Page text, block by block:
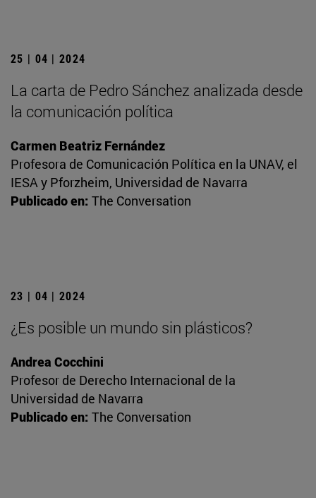
25 | 04 | 2024
La carta de Pedro Sánchez analizada desde
la comunicación política
Carmen Beatriz Fernández
Profesora de Comunicación Política en la UNAV, el
IESA y Pforzheim, Universidad de Navarra
Publicado en: The Conversation
23 | 04 | 2024
¿Es posible un mundo sin plásticos?
Andrea Cocchini
Profesor de Derecho Internacional de la
Universidad de Navarra
Publicado en: The Conversation